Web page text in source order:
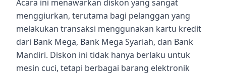
Acara ini menawarkan diskon yang sangat
menggiurkan, terutama bagi pelanggan yang
melakukan transaksi menggunakan kartu kredit
dari Bank Mega, Bank Mega Syariah, dan Bank
Mandiri. Diskon ini tidak hanya berlaku untuk
mesin cuci, tetapi berbagai barang elektronik